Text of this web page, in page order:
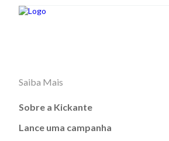
Saiba Mais
Sobre a Kickante
Lance uma campanha